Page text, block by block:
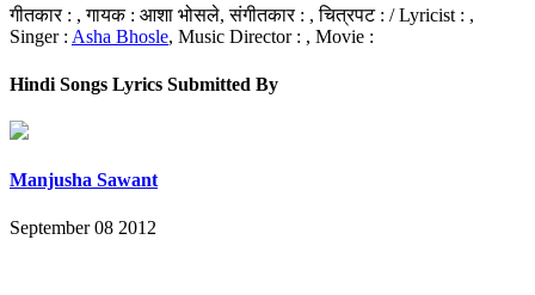
गीतकार : , गायक : आशा भोसले, संगीतकार : , चित्रपट : / Lyricist : ,
Singer : Asha Bhosle, Music Director : , Movie :
Hindi Songs Lyrics Submitted By
Manjusha Sawant
September 08 2012